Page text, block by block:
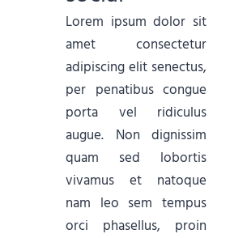
Lorem ipsum dolor sit
amet consectetur
adipiscing elit senectus,
per penatibus congue
porta vel ridiculus
augue. Non dignissim
quam sed lobortis
vivamus et natoque
nam leo sem tempus
orci phasellus, proin